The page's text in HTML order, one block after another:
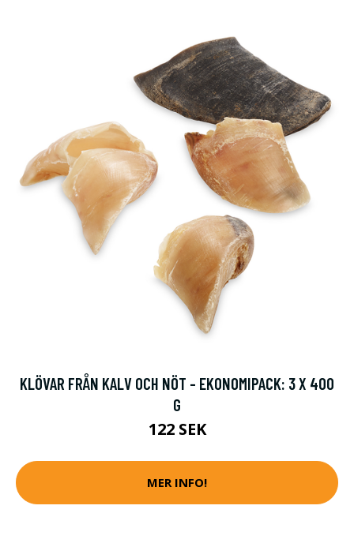
KLÖVAR FRÅN KALV OCH NÖT - EKONOMIPACK: 3 X 400
G
122 SEK
MER INFO!